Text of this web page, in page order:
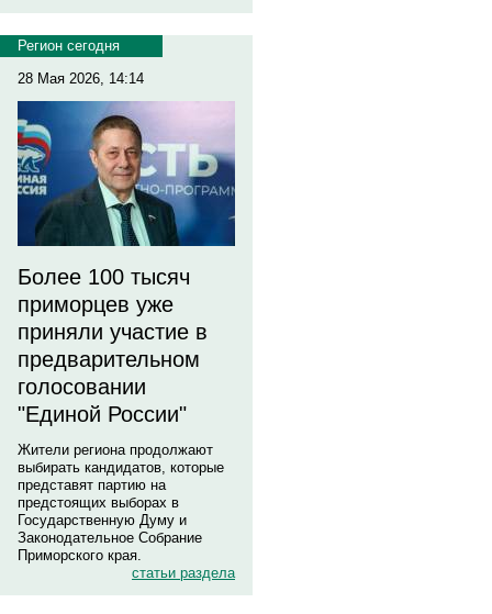
Регион сегодня
28 Мая 2026, 14:14
Более 100 тысяч
приморцев уже
приняли участие в
предварительном
голосовании
"Единой России"
Жители региона продолжают
выбирать кандидатов, которые
представят партию на
предстоящих выборах в
Государственную Думу и
Законодательное Собрание
Приморского края.
статьи раздела